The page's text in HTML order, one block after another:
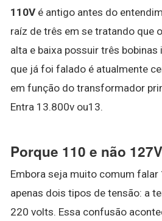
110V é antigo antes do
raíz de três em se tratando que
alta e baixa possuir três bobinas
que já foi falado é atualmente
em função do transformador
Entra 13.800v ou13.
Porque 110 e não
Embora seja muito comum falar
apenas dois tipos de tensão: a
220 volts. Essa confusão